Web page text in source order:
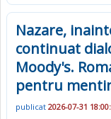
Nazare,
continuat
Moody's.
pentru
publicat 2026-07-31